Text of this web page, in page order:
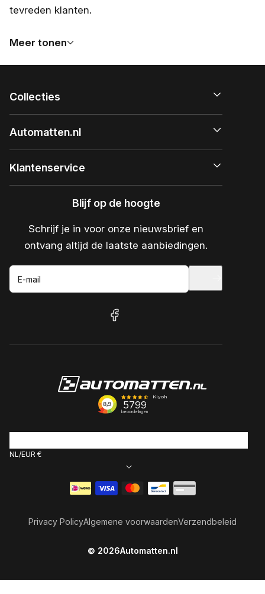
tevreden klanten.
Meer tonen
Collecties
Automatten.nl
Klantenservice
Blijf op de hoogte
Schrijf je in voor onze nieuwsbrief en
ontvang altijd de laatste aanbiedingen.
E-mail
facebook
NL EUR €
© 2026Automatten.nl
Privacy PolicyAlgemene voorwaardenVerzendbeleid
Betaalmethoden